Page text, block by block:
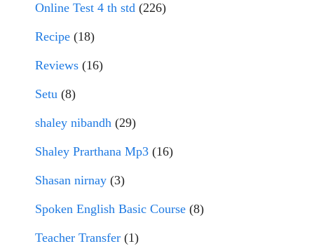
Online Test 4 th std (226)
Recipe (18)
Reviews (16)
Setu (8)
shaley nibandh (29)
Shaley Prarthana Mp3 (16)
Shasan nirnay (3)
Spoken English Basic Course (8)
Teacher Transfer (1)